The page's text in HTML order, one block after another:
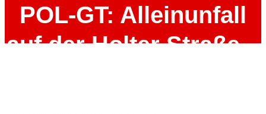
POL-GT: Alleinunfall
auf der Holter Straße –